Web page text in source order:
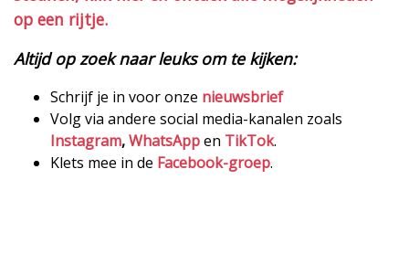
op een rijtje.
Altijd op zoek naar leuks om te kijken:
Schrijf je in voor onze nieuwsbrief
Volg via andere social media-kanalen zoals
Instagram,WhatsAppen TikTok.
Klets mee in de Facebook-groep.